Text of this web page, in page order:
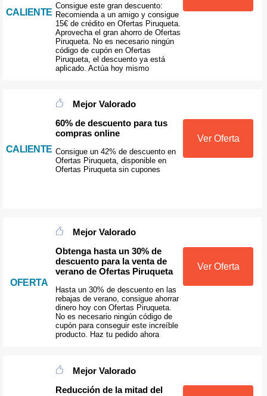
CALIENTE
Consigue este gran descuento:
Recomienda a un amigo y consigue
15€ de crédito en Ofertas Piruqueta.
Aprovecha el gran ahorro de Ofertas
Piruqueta. No es necesario ningún
código de cupón en Ofertas
Piruqueta, el descuento ya está
aplicado. Actúa hoy mismo
CALIENTE
Mejor Valorado
60% de descuento para tus
compras online
Consigue un 42% de descuento en
Ofertas Piruqueta, disponible en
Ofertas Piruqueta sin cupones
Ver Oferta
OFERTA
Mejor Valorado
Obtenga hasta un 30% de
descuento para la venta de
verano de Ofertas Piruqueta
Hasta un 30% de descuento en las
rebajas de verano, consigue ahorrar
dinero hoy con Ofertas Piruqueta.
No es necesario ningún código de
cupón para conseguir este increíble
producto. Haz tu pedido ahora
Ver Oferta
Mejor Valorado
Reducción de la mitad del